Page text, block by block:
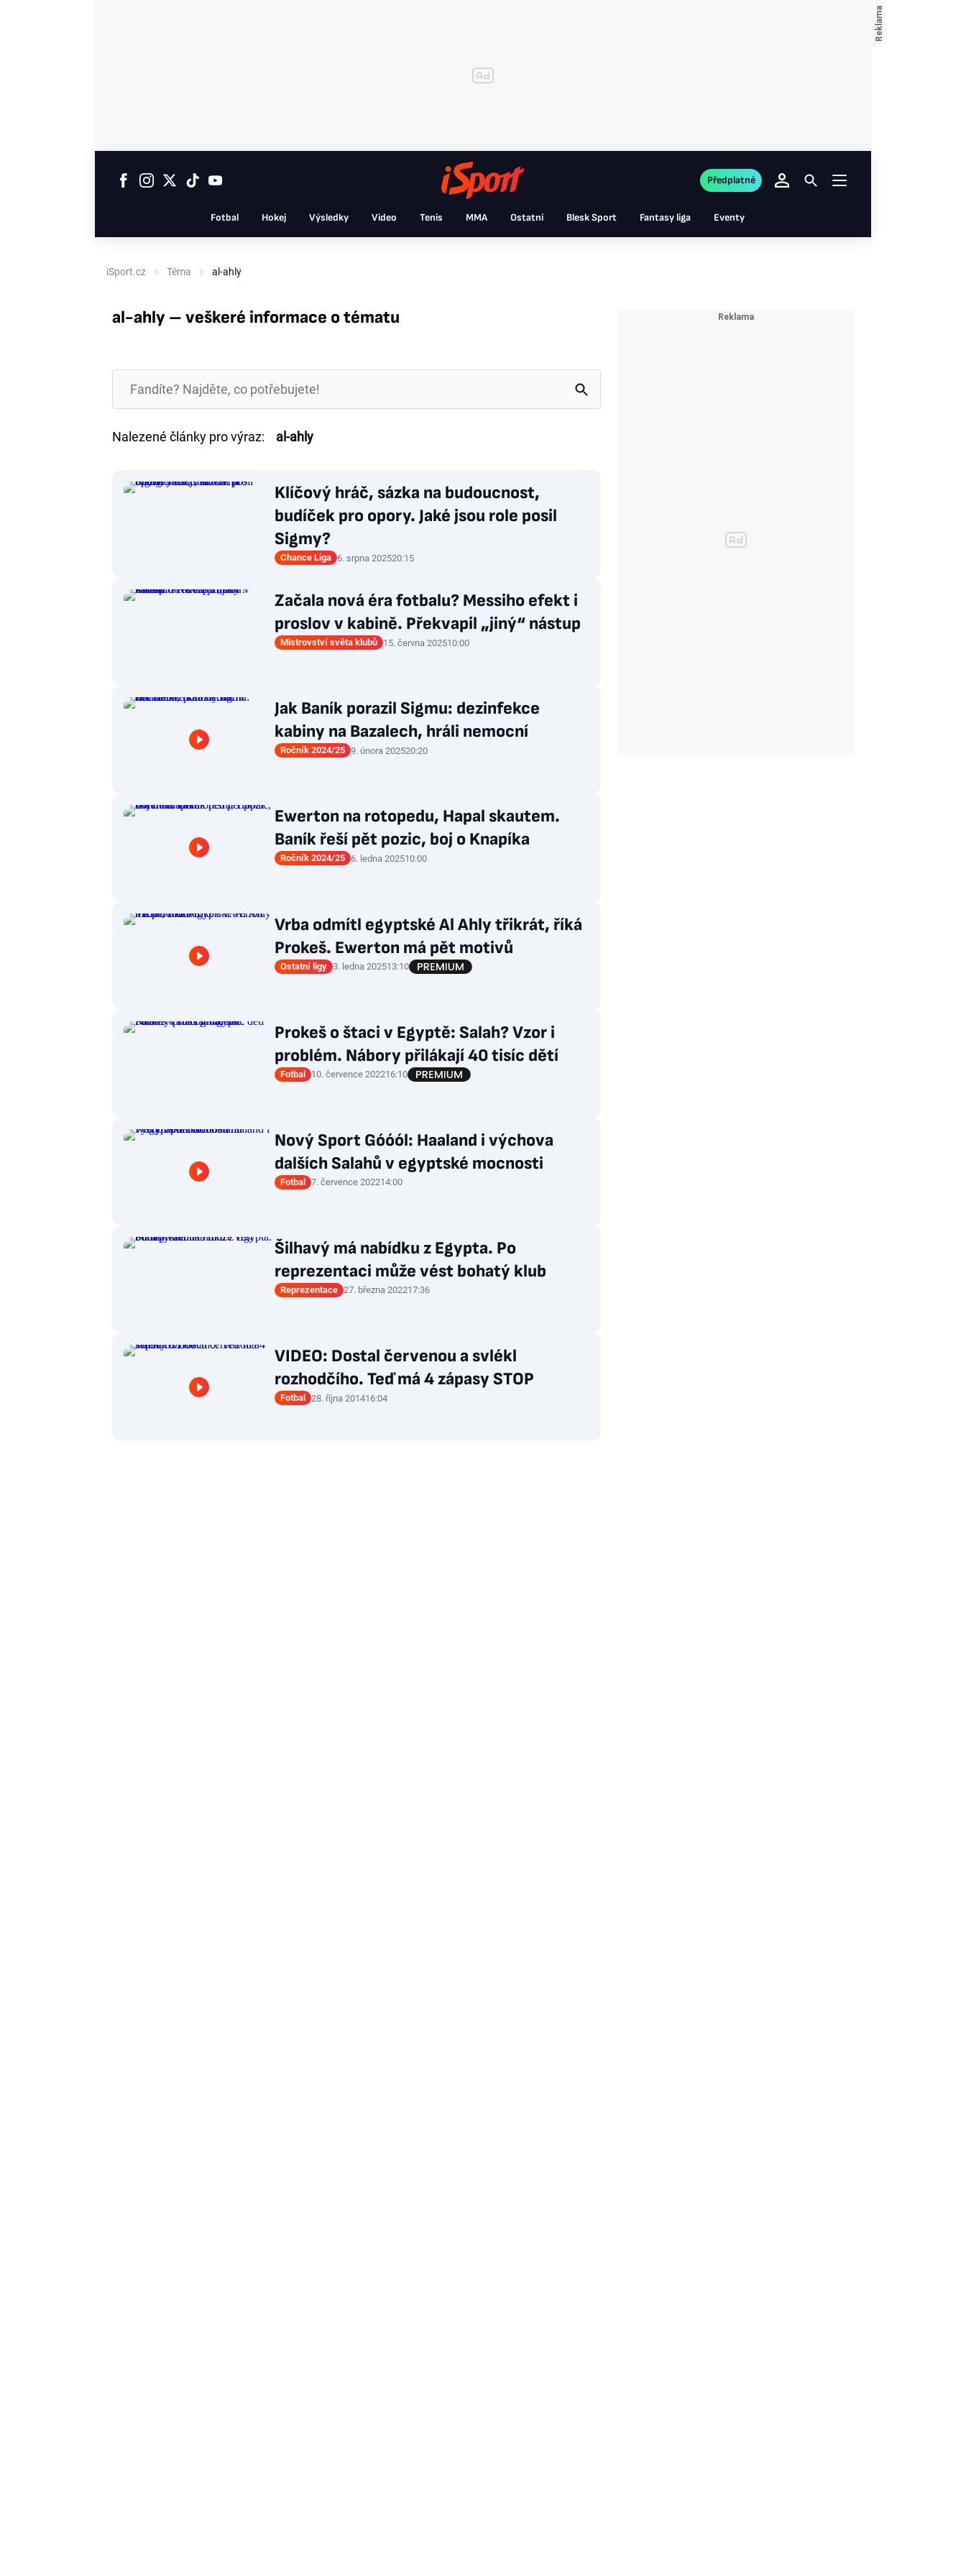
Fotbal Hokej Výsledky Video Tenis MMA Ostatní Blesk Sport Fantasy liga Eventy
Předplatné
iSport.cz Téma al-ahly
al-ahly – veškeré informace o tématu
Nalezené články pro výraz: al-ahly
Klíčový hráč, sázka na budoucnost,
budíček pro opory. Jaké jsou role posil
Sigmy?
Chance Liga 6. srpna 202520:15
Začala nová éra fotbalu? Messiho efekt i
proslov v kabině. Překvapil „jiný“ nástup
Mistrovství světa klubů 15. června 202510:00
Jak Baník porazil Sigmu: dezinfekce
kabiny na Bazalech, hráli nemocní
Ročník 2024/25 9. února 202520:20
Ewerton na rotopedu, Hapal skautem.
Baník řeší pět pozic, boj o Knapíka
Ročník 2024/25 6. ledna 202510:00
Vrba odmítl egyptské Al Ahly třikrát, říká
Prokeš. Ewerton má pět motivů
Ostatní ligy 3. ledna 202513:10
Prokeš o štaci v Egyptě: Salah? Vzor i
problém. Nábory přilákají 40 tisíc dětí
Fotbal 10. července 202216:10
Nový Sport Góóól: Haaland i výchova
dalších Salahů v egyptské mocnosti
Fotbal 7. července 202214:00
Šilhavý má nabídku z Egypta. Po
reprezentaci může vést bohatý klub
Reprezentace 27. března 202217:36
VIDEO: Dostal červenou a svlékl
rozhodčího. Teď má 4 zápasy STOP
Fotbal 28. října 201416:04